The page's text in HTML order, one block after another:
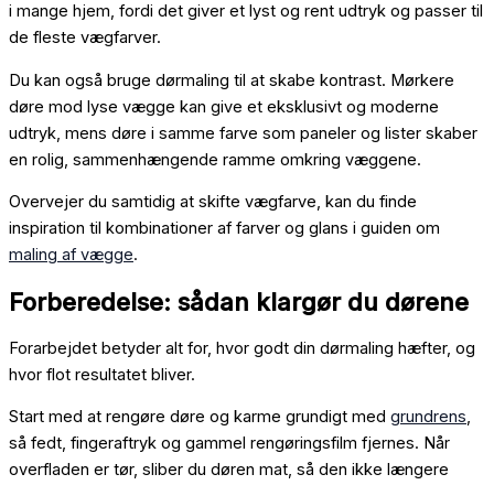
i mange hjem, fordi det giver et lyst og rent udtryk og passer til
de fleste vægfarver.
Du kan også bruge dørmaling til at skabe kontrast. Mørkere
døre mod lyse vægge kan give et eksklusivt og moderne
udtryk, mens døre i samme farve som paneler og lister skaber
en rolig, sammenhængende ramme omkring væggene.
Overvejer du samtidig at skifte vægfarve, kan du finde
inspiration til kombinationer af farver og glans i guiden om
maling af vægge.
Forberedelse: sådan klargør du dørene
Forarbejdet betyder alt for, hvor godt din dørmaling hæfter, og
hvor flot resultatet bliver.
Start med at rengøre døre og karme grundigt med grundrens,
så fedt, fingeraftryk og gammel rengøringsfilm fjernes. Når
overfladen er tør, sliber du døren mat, så den ikke længere